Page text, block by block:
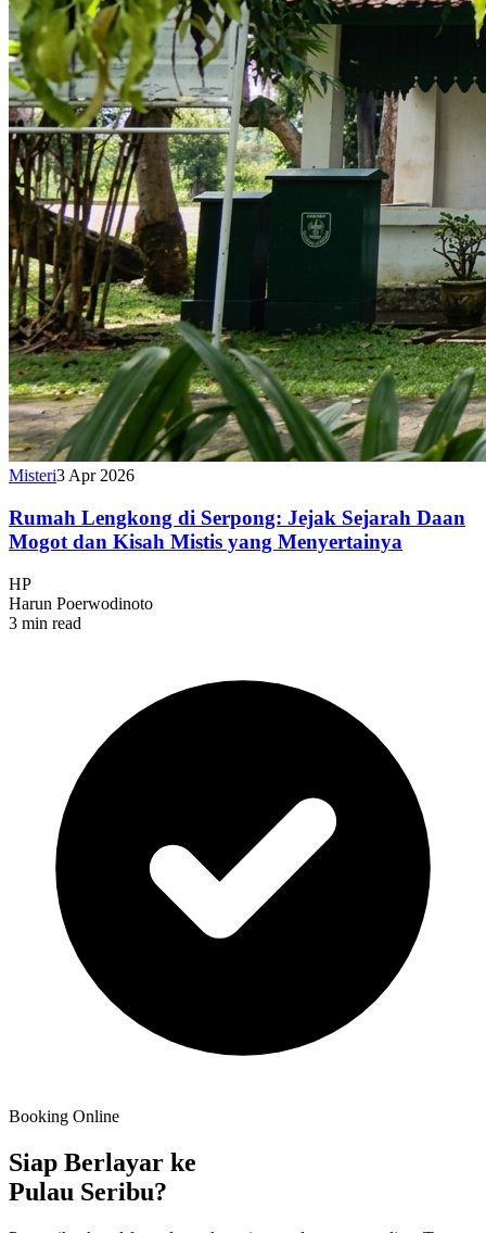
Misteri3 Apr 2026
Rumah Lengkong di Serpong: Jejak Sejarah Daan
Mogot dan Kisah Mistis yang Menyertainya
HP
Harun Poerwodinoto
3 min read
Booking Online
Siap Berlayar ke
Pulau Seribu?